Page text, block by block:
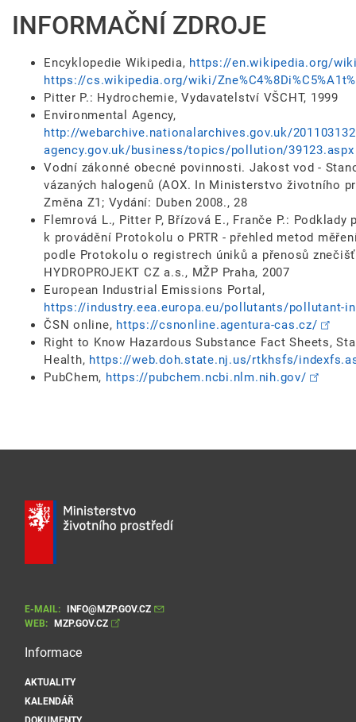
INFORMAČNÍ ZDROJE
Encyklopedie Wikipedia, https://en.wikipedia.org/
https://cs.wikipedia.org/wiki/
Pitter P.: Hydrochemie, Vydavatelství VŠCHT, 1999
Environmental Agency,
http://webarchive.nationalarchives.gov.uk/
agency.gov.uk/business/topics/pollution/39123.aspx
Vodní zákonné obecné povinnosti. Jakost vod -
vázaných halogenů (AOX. In Ministerstvo životního
Změna Z1; Vydání: Duben 2008., 28
Flemrová L., Pitter P, Břízová E., Franče P.:
k provádění Protokolu o PRTR - přehled metod
podle Protokolu o registrech úniků a přenosů
HYDROPROJEKT CZ a.s., MŽP Praha, 2007
European Industrial Emissions Portal,
https://industry.eea.europa.eu/pollutants/pollutant-
ČSN online, https://csnonline.agentura-cas.cz/
Right to Know Hazardous Substance Fact Sheets,
Health, https://web.doh.state.nj.us/rtkhsfs/
PubChem, https://pubchem.ncbi.nlm.nih.gov/
E-MAIL:
INFO@MZP.GOV.CZ
WEB:
MZP.GOV.CZ
Informace
AKTUALITY
KALENDÁŘ